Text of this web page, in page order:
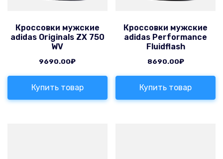
Кроссовки мужские
adidas Originals ZX 750
WV
9690.00₽
Купить товар
Кроссовки мужские
adidas Performance
Fluidflash
8690.00₽
Купить товар